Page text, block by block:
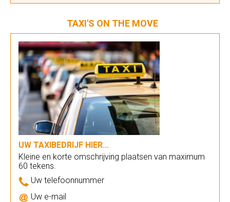
TAXI'S ON THE MOVE
UW TAXIBEDRIJF HIER...
Kleine en korte omschrijving plaatsen van maximum
60 tekens.
Uw telefoonnummer
Uw e-mail